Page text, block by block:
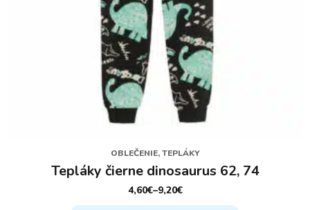
OBLEČENIE, TEPLÁKY
Tepláky čierne dinosaurus 62, 74
4,60€–9,20€
PRICE
RANGE: